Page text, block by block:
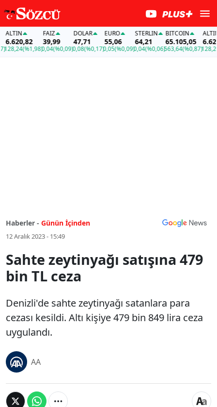
(%1,98)
FAİZ
39,99
0,04(%0,09)
DOLAR
47,71
0,08(%0,17)
EURO
55,06
0,05(%0,09)
STERLIN
64,21
0,04(%0,06)
BITCOIN
65.105,05
563,64(%0,87)
ALTIN
128,24
Haberler - Günün İçinden
12 Aralık 2023 - 15:49
Sahte zeytinyağı satışına 479
bin TL ceza
Denizli'de sahte zeytinyağı satanlara para
cezası kesildi. Altı kişiye 479 bin 849 lira ceza
uygulandı.
AA